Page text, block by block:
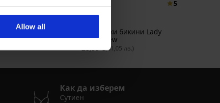
Allow all
5
Бразилски бикини Lady
Grace New
20,99 €(41,05 лв.)
Как да изберем
Сутиен